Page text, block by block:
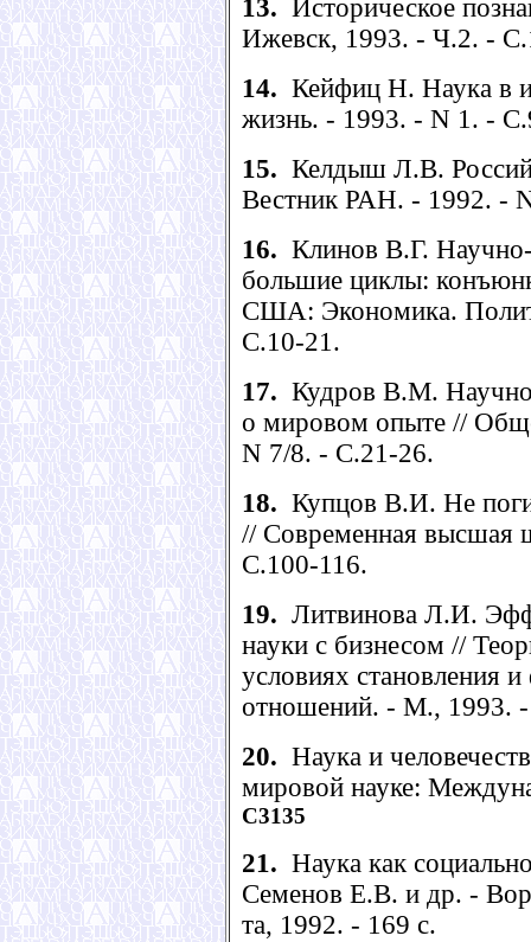
13. Историческое
Ижевск, 1993. - Ч.2. -
14. Кейфиц Н. Наука в
жизнь. - 1993. - N 1. -
15. Келдыш Л.В.
Вестник РАН. - 1992. -
16. Клинов В.Г.
большие циклы:
США: Экономика.
С.10-21.
17. Кудров В.М.
о мировом опыте //
N 7/8. - С.21-26.
18. Купцов В.И. Не
// Современная высшая
С.100-116.
19. Литвинова Л.И.
науки с бизнесом //
условиях становления
отношений. - М., 1993.
20. Наука и
мировой науке:
С3135
21. Наука как
Семенов Е.В. и др. -
та, 1992. - 169 с.